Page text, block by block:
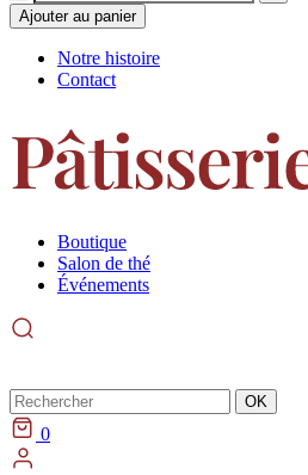
Ajouter au panier
Notre histoire
Contact
Boutique
Salon de thé
Événements
Rechercher OK
0